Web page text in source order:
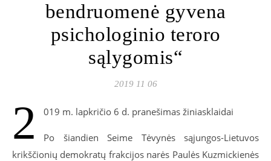
bendruomenė gyvena
psichologinio teroro
sąlygomis“
2019 11 06
2 019 m. lapkričio 6 d. pranešimas žiniasklaidai
Po šiandien Seime Tėvynės sąjungos-Lietuvos
krikščionių demokratų frakcijos narės Paulės Kuzmickienės